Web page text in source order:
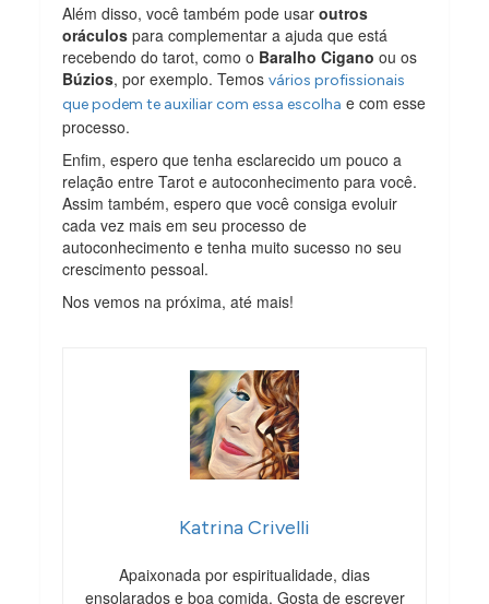
Além disso, você também pode usaroutros
oráculos para complementar a ajuda que está
recebendo do tarot, como o Baralho Cigano ou os
Búzios, por exemplo. Temosvários profissionais
que podem te auxiliar com essa escolha e com esse
processo.
Enfim, espero que tenha esclarecido um pouco a
relação entre Tarot e autoconhecimento para você.
Assim também, espero que você consiga evoluir
cada vez mais em seu processo de
autoconhecimento e tenha muito sucesso no seu
crescimento pessoal.
Nos vemos na próxima, até mais!
Katrina Crivelli
Apaixonada por espiritualidade, dias
ensolarados e boa comida. Gosta de escrever